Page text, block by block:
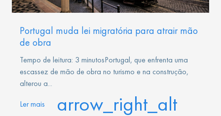
Portugal muda lei migratória para atrair mão
de obra
Tempo de leitura: 3 minutosPortugal, que enfrenta uma
escassez de mão de obra no turismo e na construção,
alterou a...
Ler mais arrow_right_alt